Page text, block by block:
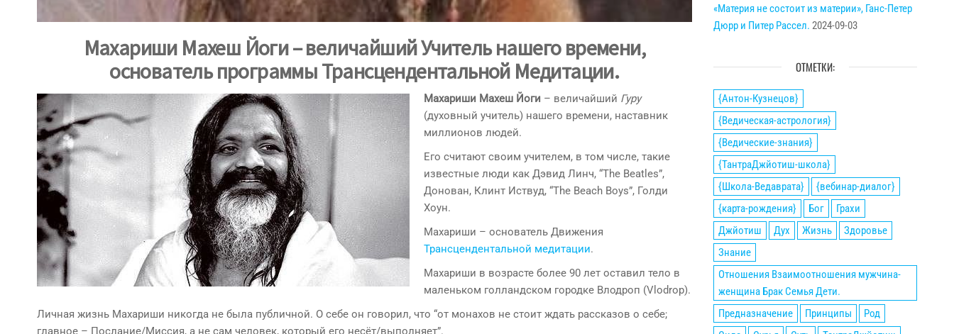
Махариши Махеш Йоги – величайший Учитель нашего времени,
основатель программы Трансцендентальной Медитации.
Махариши Махеш Йоги – величайший Гуру
(духовный учитель) нашего времени, наставник
миллионов людей.
Его считают своим учителем, в том числе, такие
известные люди как Дэвид Линч, “The Beatles”,
Донован, Клинт Иствуд, “The Beach Boys”, Голди
Хоун.
Махариши – основатель Движения
Трансцендентальной медитации.
Махариши в возрасте более 90 лет оставил тело в
маленьком голландском городке Влодроп (Vlodrop).
Личная жизнь Махариши никогда не была публичной. О себе он говорил, что “от монахов не стоит ждать рассказов о себе;
главное – Послание/Миссия, а не сам человек, который его несёт/выполняет”.
«Материя не состоит из материи», Ганс-Петер
Дюрр и Питер Рассел. 2024-09-03
ОТМЕТКИ:
{Антон-Кузнецов}
{Ведическая-астрология}
{Ведические-знания}
{ТантраДжйотиш-школа}
{Школа-Ведаврата}
{вебинар-диалог}
{карта-рождения}
Бог
Грахи
Джйотиш
Дух Жизнь
Здоровье
Знание
Отношения Взаимоотношения мужчина-
женщина Брак Семья Дети.
Предназначение
Принципы
Род